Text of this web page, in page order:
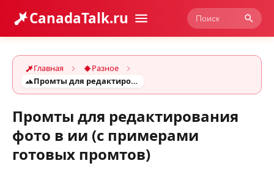
CanadaTalk.ru
Главная
Разное
Промты для редактирования фото в ии (с примерами готовых промтов)
Промты для редактирования
фото в ии (с примерами
готовых промтов)